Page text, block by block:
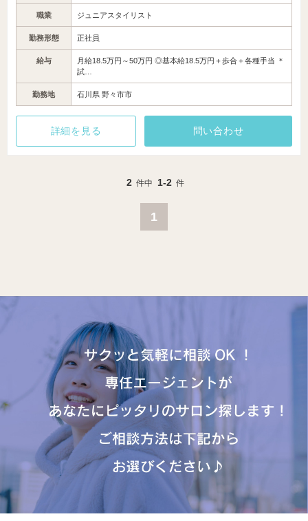
職業 ジュニアスタイリスト
勤務形態 正社員
給与
月給18.5万円～50万円 ◎基本給18.5万円＋歩合＋各種手当 ＊
試…
勤務地 石川県 野々市市
詳細を見る 問い合わせ
2 件中 1-2 件
1